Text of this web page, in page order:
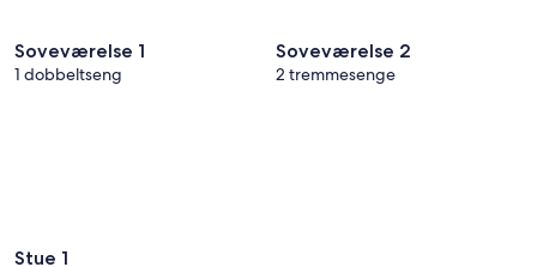
Soveværelse 1
1 dobbeltseng
Soveværelse 2
2 tremmesenge
Stue 1